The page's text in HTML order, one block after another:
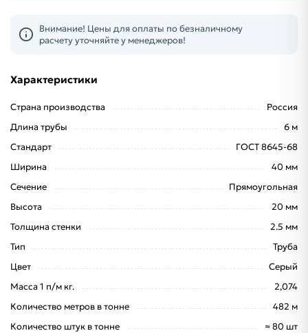
Внимание! Цены для оплаты по безналичному
расчету уточняйте у менеджеров!
Характеристики
Страна производства
Россия
Длина трубы
6 м
Стандарт
ГОСТ 8645-68
Ширина
40 мм
Сечение
Прямоугольная
Высота
20 мм
Толщина стенки
2.5 мм
Тип
Труба
Цвет
Серый
Масса 1 п/м кг.
2,074
Количество метров в тонне
482 м
Количество штук в тонне
≈ 80 шт